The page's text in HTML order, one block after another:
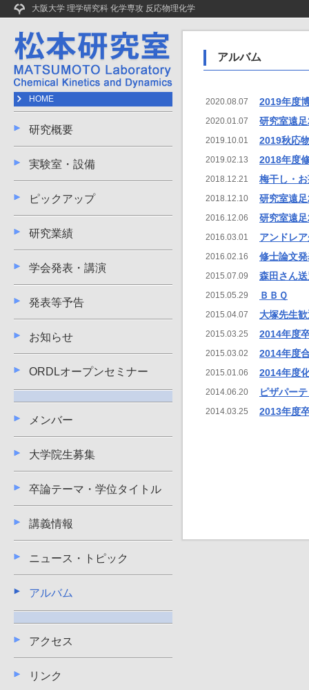
大阪大学 理学研究科 化学専攻 反応物理化学
HOME
研究概要
実験室・設備
ピックアップ
研究業績
学会発表・講演
発表等予告
お知らせ
ORDLオープンセミナー
メンバー
大学院生募集
卒論テーマ・学位タイトル
講義情報
ニュース・トピック
アルバム
アクセス
リンク
アルバム
2020.08.07 2019年度
2020.01.07 研究室遠
2019.10.01 2019秋応
2019.02.13 2018年度
2018.12.21 梅干し・
2018.12.10 研究室遠
2016.12.06 研究室遠
2016.03.01 アンドレ
2016.02.16 修士論文
2015.07.09 森田さん
2015.05.29 ＢＢＱ
2015.04.07 大塚先生
2015.03.25 2014年度
2015.03.02 2014年度
2015.01.06 2014年度
2014.06.20 ピザパー
2014.03.25 2013年度